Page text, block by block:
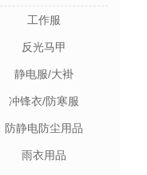
工作服
反光马甲
静电服/大褂
冲锋衣/防寒服
防静电防尘用品
雨衣用品